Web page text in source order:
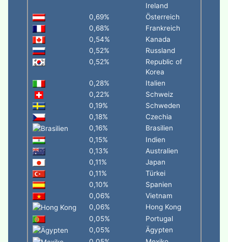
Ireland
0,69%
Österreich
0,68%
Frankreich
0,54%
Kanada
0,52%
Russland
0,52%
Republic of
Korea
0,28%
Italien
0,22%
Schweiz
0,19%
Schweden
0,18%
Czechia
0,16%
Brasilien
0,15%
Indien
0,13%
Australien
0,11%
Japan
0,11%
Türkei
0,10%
Spanien
0,06%
Vietnam
0,06%
Hong Kong
0,05%
Portugal
0,05%
Ägypten